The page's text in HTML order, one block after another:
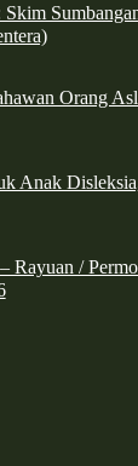
Orang
Anak
Rayuan /